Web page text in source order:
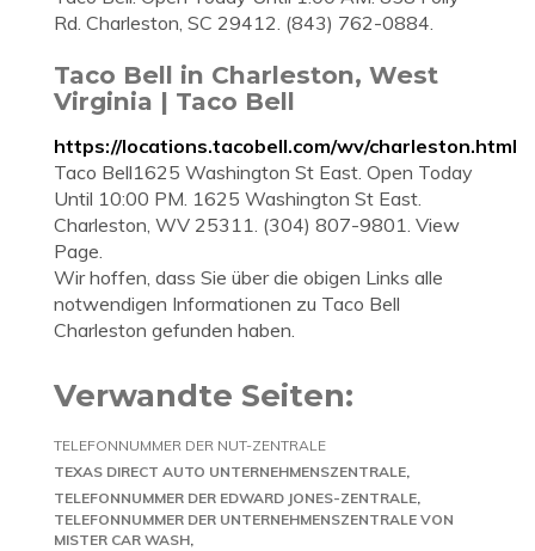
Rd. Charleston, SC 29412. (843) 762-0884.
Taco Bell in Charleston, West
Virginia | Taco Bell
https://locations.tacobell.com/wv/charleston.html
Taco Bell1625 Washington St East. Open Today
Until 10:00 PM. 1625 Washington St East.
Charleston, WV 25311. (304) 807-9801. View
Page.
Wir hoffen, dass Sie über die obigen Links alle
notwendigen Informationen zu Taco Bell
Charleston gefunden haben.
Verwandte Seiten:
TELEFONNUMMER DER NUT-ZENTRALE
TEXAS DIRECT AUTO UNTERNEHMENSZENTRALE
TELEFONNUMMER DER EDWARD JONES-ZENTRALE
TELEFONNUMMER DER UNTERNEHMENSZENTRALE VON
MISTER CAR WASH